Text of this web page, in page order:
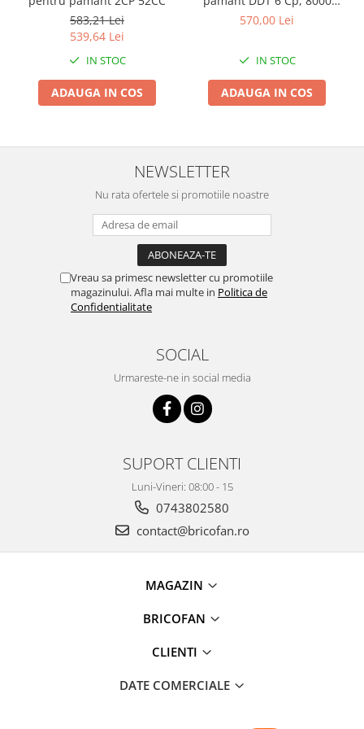
Intretinere interior/exterior
Modulatoare FM
Perii de zapada si raclete
Pompe de transfer
Decoratiuni, ornamente si articole
Accesorii si componente craciun
Beteala si ghirlande Craciun
Decoratiuni luminoase exterioare &
Figurine si decoratiuni Craciun
Furtun - Tub - rola craciun
Instalatii de Craciun
Instalatii liniare si role de furtun
Instalatii turturi-franjuri
Perdea 220V
Diverse pentru casa si camping
583,21 Lei
539,64 Lei
IN STOC
ADAUGA IN COS
Rpm, fara burghiu
570,00 Lei
IN STOC
ADAUGA IN COS
NEWSLETTER
Nu rata ofertele si promotiile noastre
Vreau sa primesc newsletter cu promotiile
magazinului. Afla mai multe in Politica de
Confidentialitate
SOCIAL
Urmareste-ne in social media
SUPORT CLIENTI
Luni-Vineri: 08:00 - 15
0743802580
contact@bricofan.ro
MAGAZIN
BRICOFAN
CLIENTI
DATE COMERCIALE